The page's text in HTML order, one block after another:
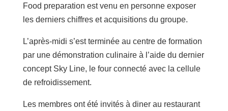
Food preparation est venu en personne exposer
les derniers chiffres et acquisitions du groupe.
L’après-midi s’est terminée au centre de formation
par une démonstration culinaire à l’aide du dernier
concept Sky Line, le four connecté avec la cellule
de refroidissement.
Les membres ont été invités à diner au restaurant